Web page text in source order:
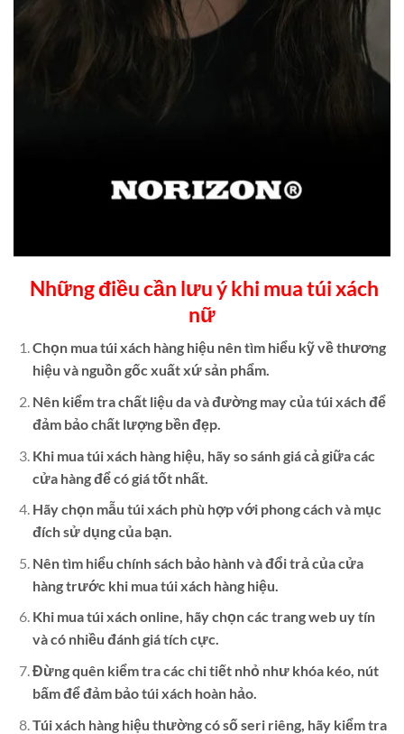
Những điều cần lưu ý khi mua túi xách
nữ
Chọn mua túi xách hàng hiệu nên tìm hiểu kỹ về thương
hiệu và nguồn gốc xuất xứ sản phẩm.
Nên kiểm tra chất liệu da và đường may của túi xách để
đảm bảo chất lượng bền đẹp.
Khi mua túi xách hàng hiệu, hãy so sánh giá cả giữa các
cửa hàng để có giá tốt nhất.
Hãy chọn mẫu túi xách phù hợp với phong cách và mục
đích sử dụng của bạn.
Nên tìm hiểu chính sách bảo hành và đổi trả của cửa
hàng trước khi mua túi xách hàng hiệu.
Khi mua túi xách online, hãy chọn các trang web uy tín
và có nhiều đánh giá tích cực.
Đừng quên kiểm tra các chi tiết nhỏ như khóa kéo, nút
bấm để đảm bảo túi xách hoàn hảo.
Túi xách hàng hiệu thường có số seri riêng, hãy kiểm tra